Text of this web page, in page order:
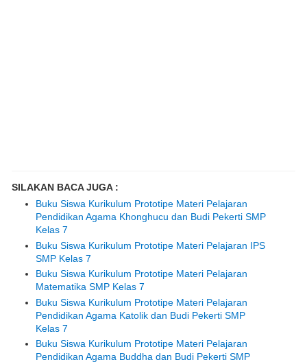
SILAKAN BACA JUGA :
Buku Siswa Kurikulum Prototipe Materi Pelajaran
Pendidikan Agama Khonghucu dan Budi Pekerti SMP
Kelas 7
Buku Siswa Kurikulum Prototipe Materi Pelajaran IPS
SMP Kelas 7
Buku Siswa Kurikulum Prototipe Materi Pelajaran
Matematika SMP Kelas 7
Buku Siswa Kurikulum Prototipe Materi Pelajaran
Pendidikan Agama Katolik dan Budi Pekerti SMP
Kelas 7
Buku Siswa Kurikulum Prototipe Materi Pelajaran
Pendidikan Agama Buddha dan Budi Pekerti SMP